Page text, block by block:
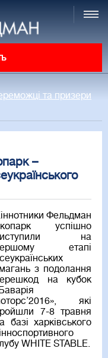
та призери
–
Фельдман
успішно
на
етапі
з подолання
на кубок
які
7-8 травня
базі харківського
WHITE STABLE.